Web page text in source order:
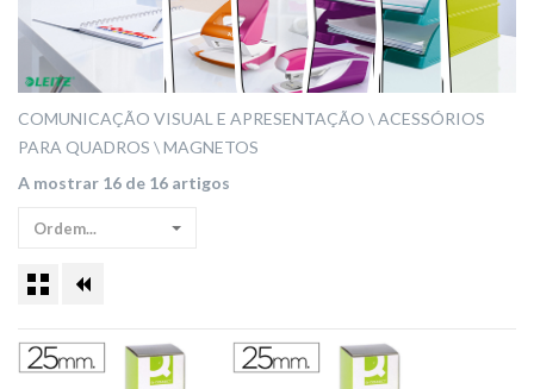
COMUNICAÇÃO VISUAL E APRESENTAÇÃO
ACESSÓRIOS
PARA QUADROS
MAGNETOS
A mostrar 16 de 16 artigos
Ordem...